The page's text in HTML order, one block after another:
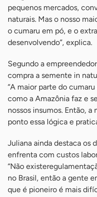
pequenos mercados,
naturais. Mas o nosso
o cumaru em pó, e o
desenvolvendo”, explica.
Segundo a
compra a semente in
“A maior parte do
como a Amazônia faz e
nossos insumos. Então,
ponto essa lógica e
Juliana ainda destaca os
enfrenta com custos
“Não
no Brasil, então a gente
que é pioneiro é mais